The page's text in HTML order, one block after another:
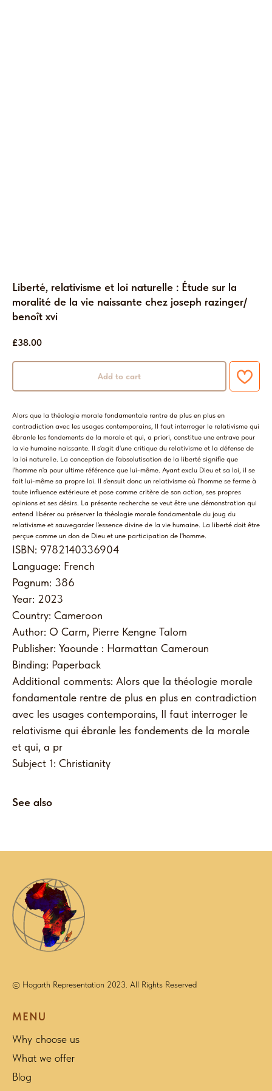
Liberté, relativisme et loi naturelle : Étude sur la
moralité de la vie naissante chez joseph razinger/
benoît xvi
£38.00
Add to cart
Alors que la théologie morale fondamentale rentre de plus en plus en
contradiction avec les usages contemporains, Il faut interroger le relativisme qui
ébranle les fondements de la morale et qui, a priori, constitue une entrave pour
la vie humaine naissante. Il s'agit d'une critique du relativisme et la défense de
la loi naturelle. La conception de l'absolutisation de la liberté signifie que
l'homme n'a pour ultime référence que lui-même. Ayant exclu Dieu et sa loi, il se
fait lui-même sa propre loi. Il s'ensuit donc un relativisme où l'homme se ferme à
toute influence extérieure et pose comme critère de son action, ses propres
opinions et ses désirs. La présente recherche se veut être une démonstration qui
entend libérer ou préserver la théologie morale fondamentale du joug du
relativisme et sauvegarder l'essence divine de la vie humaine. La liberté doit être
perçue comme un don de Dieu et une participation de l'homme.
ISBN: 9782140336904
Language: French
Pagnum: 386
Year: 2023
Country: Cameroon
Author: O Carm, Pierre Kengne Talom
Publisher: Yaounde : Harmattan Cameroun
Binding: Paperback
Additional comments: Alors que la théologie morale
fondamentale rentre de plus en plus en contradiction
avec les usages contemporains, Il faut interroger le
relativisme qui ébranle les fondements de la morale
et qui, a pr
Subject 1: Christianity
See also
© Hogarth Representation 2023. All Rights Reserved
MENU
Why choose us
What we offer
Blog